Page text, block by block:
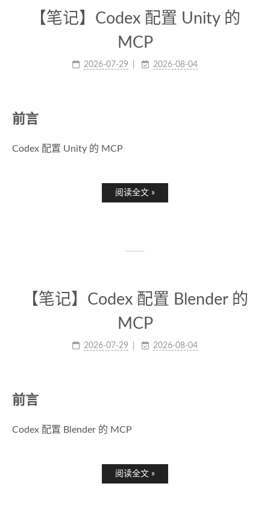
【笔记】Codex 配置 Unity 的
MCP
2026-07-29 2026-08-04
前言
Codex 配置 Unity 的 MCP
阅读全文 »
【笔记】Codex 配置 Blender 的
MCP
2026-07-29 2026-08-04
前言
Codex 配置 Blender 的 MCP
阅读全文 »